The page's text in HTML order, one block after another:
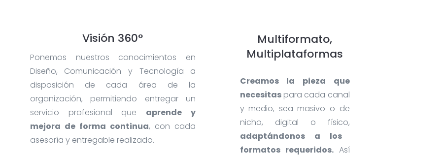
Visión 360°
Ponemos nuestros conocimientos en
Diseño, Comunicación y Tecnología a
disposición de cada área de la
organización, permitiendo entregar un
servicio profesional que aprende y
mejora de forma continua, con cada
asesoría y entregable realizado.
Multiformato,
Multiplataformas
Creamos la pieza que
necesitaspara cada canal
y medio, sea masivo o de
nicho, digital o físico,
adaptándonos a los
formatos requeridos. Así